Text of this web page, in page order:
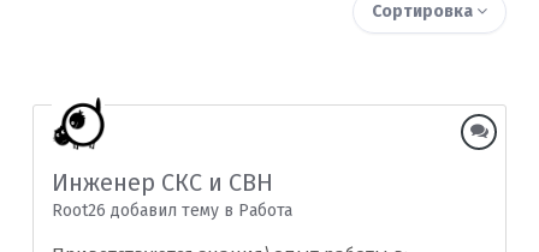
Сортировка
Инженер СКС и СВН
Root26 добавил тему в Рaбoта